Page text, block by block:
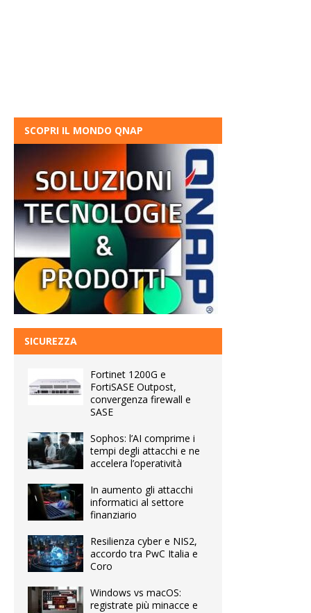
SCOPRI IL MONDO QNAP
SICUREZZA
Fortinet 1200G e
FortiSASE Outpost,
convergenza firewall e
SASE
Sophos: l’AI comprime i
tempi degli attacchi e ne
accelera l’operatività
In aumento gli attacchi
informatici al settore
finanziario
Resilienza cyber e NIS2,
accordo tra PwC Italia e
Coro
Windows vs macOS:
registrate più minacce e